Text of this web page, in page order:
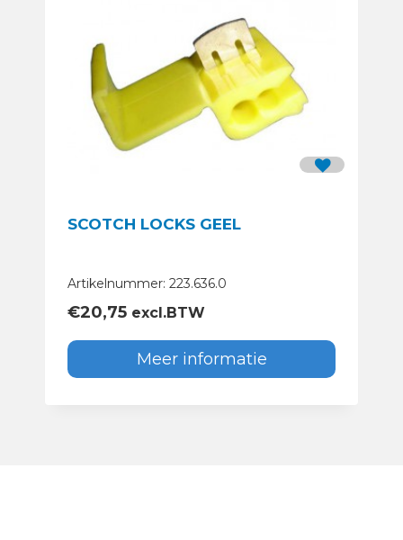
SCOTCH LOCKS GEEL
Artikelnummer: 223.636.0
€20,75 excl.BTW
Meer informatie